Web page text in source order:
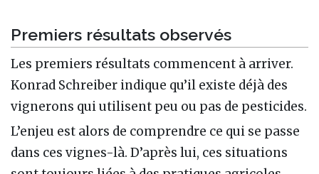
Premiers résultats observés
Les premiers résultats commencent à arriver.
Konrad Schreiber indique qu’il existe déjà des
vignerons qui utilisent peu ou pas de pesticides.
L’enjeu est alors de comprendre ce qui se passe
dans ces vignes-là. D’après lui, ces situations